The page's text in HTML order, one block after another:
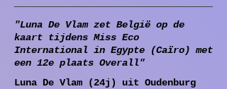
"Luna De Vlam zet België op de
kaart tijdens Miss Eco
International in Egypte (Caïro) met
een 12e plaats Overall"
Luna De Vlam (24j) uit Oudenburg